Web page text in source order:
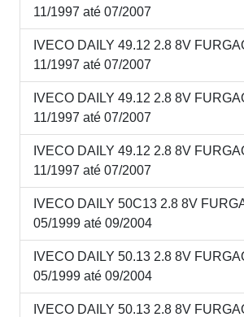
11/1997 até 07/2007
IVECO DAILY 49.12 2.8 8V
11/1997 até 07/2007
IVECO DAILY 49.12 2.8 8V
11/1997 até 07/2007
IVECO DAILY 49.12 2.8 8V
11/1997 até 07/2007
IVECO DAILY 50C13 2.8 8V
05/1999 até 09/2004
IVECO DAILY 50.13 2.8 8V
05/1999 até 09/2004
IVECO DAILY 50.13 2.8 8V